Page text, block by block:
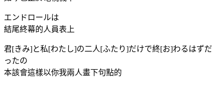
エンドロールは
結尾終幕的人員表上
君[きみ]と私[わたし]の二人[ふたり]だけで終[お]わるはずだ
ったの
本該會這樣以你我兩人畫下句點的